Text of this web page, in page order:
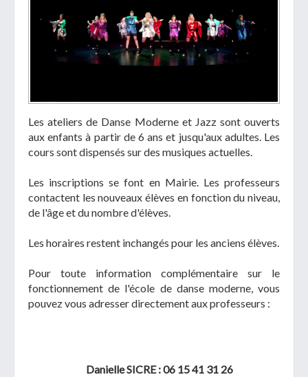
Les ateliers de Danse Moderne et Jazz sont ouverts
aux enfants à partir de 6 ans et jusqu'aux adultes. Les
cours sont dispensés sur des musiques actuelles.
Les inscriptions se font en Mairie. Les professeurs
contactent les nouveaux élèves en fonction du niveau,
de l'âge et du nombre d'élèves.
Les horaires restent inchangés pour les anciens élèves.
Pour toute information complémentaire sur le
fonctionnement de l'école de danse moderne, vous
pouvez vous adresser directement aux professeurs :
Danielle SICRE : 06 15 41 31 26
Uniquement PDF (.pdf), JPEG (.jpeg / .jpg) ou
document WORD (.doc, .docx)
que mes données personnelles soient traitées par la
Mairie de Geispolsheim.